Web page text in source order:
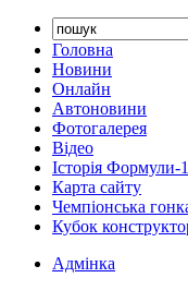
Головна
Новини
Онлайн
Автоновини
Фотогалерея
Відео
Історія Формули-1
Карта сайту
Чемпіонська
Кубок
Адмінка